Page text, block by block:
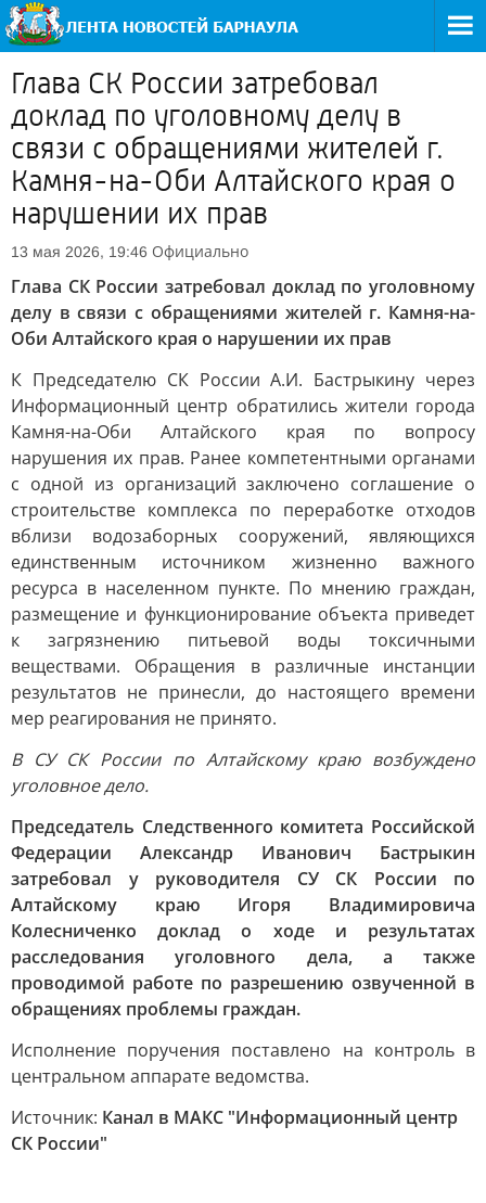
Глава СК России затребовал
доклад по уголовному делу в
связи с обращениями жителей г.
Камня-на-Оби Алтайского края о
нарушении их прав
13 мая 2026, 19:46 Официально
Глава СК России затребовал доклад по уголовному
делу в связи с обращениями жителей г. Камня-на-
Оби Алтайского края о нарушении их прав
К Председателю СК России А.И. Бастрыкину через
Информационный центр обратились жители города
Камня-на-Оби Алтайского края по вопросу
нарушения их прав. Ранее компетентными органами
с одной из организаций заключено соглашение о
строительстве комплекса по переработке отходов
вблизи водозаборных сооружений, являющихся
единственным источником жизненно важного
ресурса в населенном пункте. По мнению граждан,
размещение и функционирование объекта приведет
к загрязнению питьевой воды токсичными
веществами. Обращения в различные инстанции
результатов не принесли, до настоящего времени
мер реагирования не принято.
В СУ СК России по Алтайскому краю возбуждено
уголовное дело.
Председатель Следственного комитета Российской
Федерации Александр Иванович Бастрыкин
затребовал у руководителя СУ СК России по
Алтайскому краю Игоря Владимировича
Колесниченко доклад о ходе и результатах
расследования уголовного дела, а также
проводимой работе по разрешению озвученной в
обращениях проблемы граждан.
Исполнение поручения поставлено на контроль в
центральном аппарате ведомства.
Источник: Канал в МАКС "Информационный центр
СК России"